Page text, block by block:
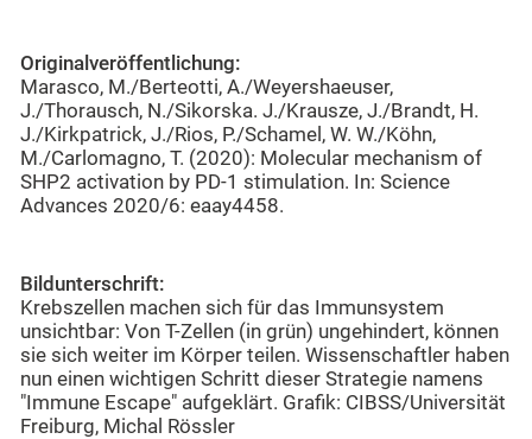
Originalveröffentlichung:
Marasco, M./Berteotti, A./Weyershaeuser,
J./Thorausch, N./Sikorska. J./Krausze, J./Brandt, H.
J./Kirkpatrick, J./Rios, P./Schamel, W. W./Köhn,
M./Carlomagno, T. (2020): Molecular mechanism of
SHP2 activation by PD-1 stimulation. In: Science
Advances 2020/6: eaay4458.
Bildunterschrift:
Krebszellen machen sich für das Immunsystem
unsichtbar: Von T-Zellen (in grün) ungehindert, können
sie sich weiter im Körper teilen. Wissenschaftler haben
nun einen wichtigen Schritt dieser Strategie namens
"Immune Escape" aufgeklärt. Grafik: CIBSS/Universität
Freiburg, Michal Rössler